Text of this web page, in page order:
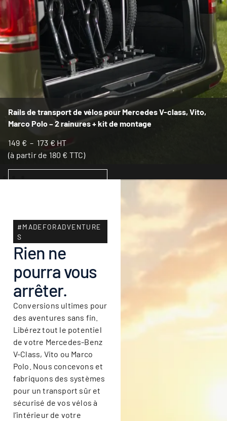
Rails de transport de vélos pour Mercedes V-class, Vito,
Marco Polo – 2 rainures + kit de montage
149 € – 173 € HT
(à partir de 180 € TTC)
#MADEFORADVENTURE
S
Rien ne
pourra vous
arrêter.
Conversions ultimes pour
des aventures sans fin.
Libérez tout le potentiel
de votre Mercedes-Benz
V-Class, Vito ou Marco
Polo. Nous concevons et
fabriquons des systèmes
pour un transport sûr et
sécurisé de vos vélos à
l’intérieur de votre